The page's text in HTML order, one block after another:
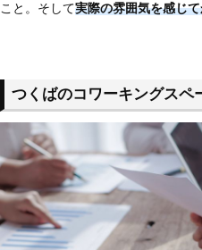
こと。そして実際の雰囲気を感じ
つくばのコワーキングスペ